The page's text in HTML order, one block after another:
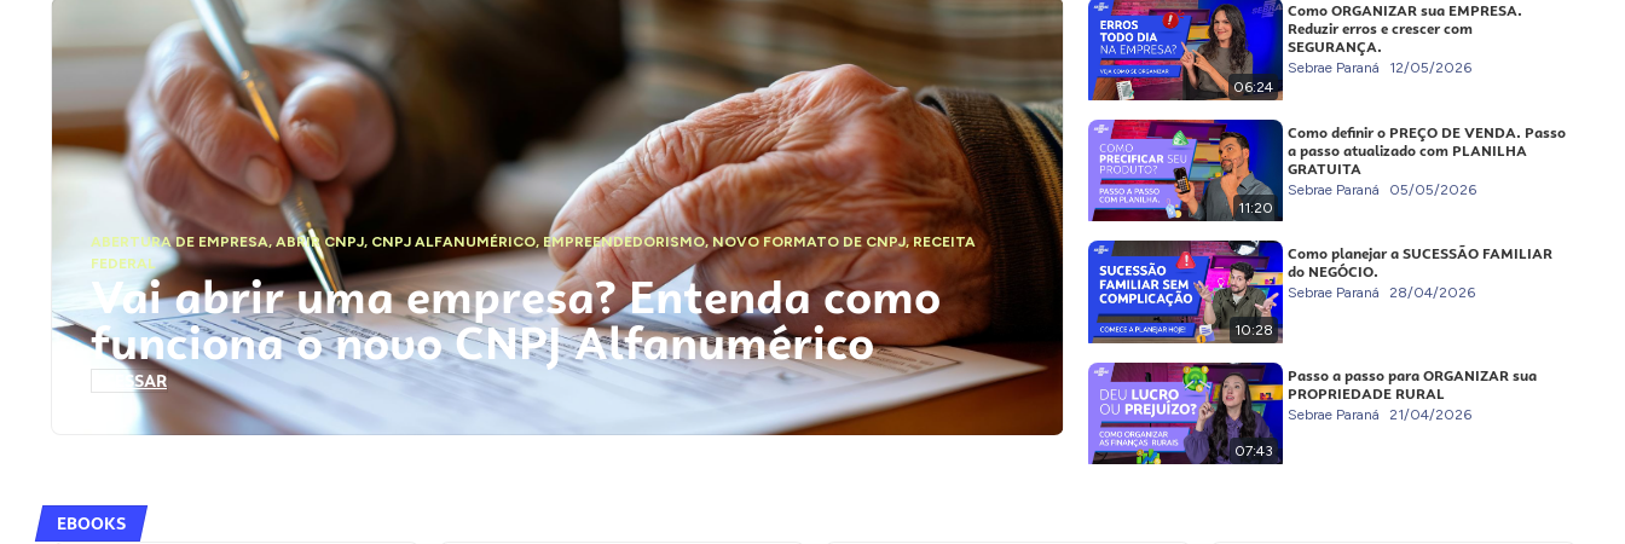
ABERTURA DE EMPRESA,ABRIR CNPJ, CNPJ ALFANUMÉRICO, EMPREENDEDORISMO,NOVO FORMATO DE CNPJ,RECEITA
FEDERAL
Vai abrir uma empresa? Entenda como
funciona o novo CNPJ Alfanumérico
ACESSAR
06:24
Como ORGANIZAR sua EMPRESA.
Reduzir erros e crescer com
SEGURANÇA.
Sebrae Paraná 12/05/2026
11:20
Como definir o PREÇO DE VENDA. Passo
a passo atualizado com PLANILHA
GRATUITA
Sebrae Paraná 05/05/2026
10:28
Como planejar a SUCESSÃO FAMILIAR
do NEGÓCIO.
Sebrae Paraná 28/04/2026
07:43
Passo a passo para ORGANIZAR sua
PROPRIEDADE RURAL
Sebrae Paraná 21/04/2026
EBOOKS